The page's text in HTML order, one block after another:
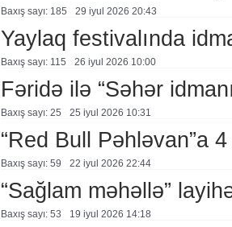
Baxış sayı: 185 29 i̇yul 2026 20:43
Yaylaq festivalında
Baxış sayı: 115 26 i̇yul 2026 10:00
Fəridə ilə “Səhər
Baxış sayı: 25 25 i̇yul 2026 10:31
“Red Bull Pəhləvan”a
Baxış sayı: 59 22 i̇yul 2026 22:44
“Sağlam məhəllə”
Baxış sayı: 53 19 i̇yul 2026 14:18